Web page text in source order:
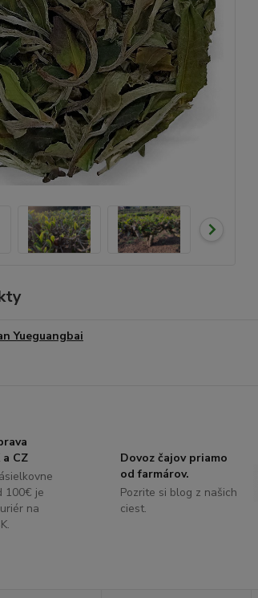
Yueguangbai
a CZ
100€ je
na
Dovoz čajov priamo
od farmárov.
Pozrite si blog z našich
ciest.